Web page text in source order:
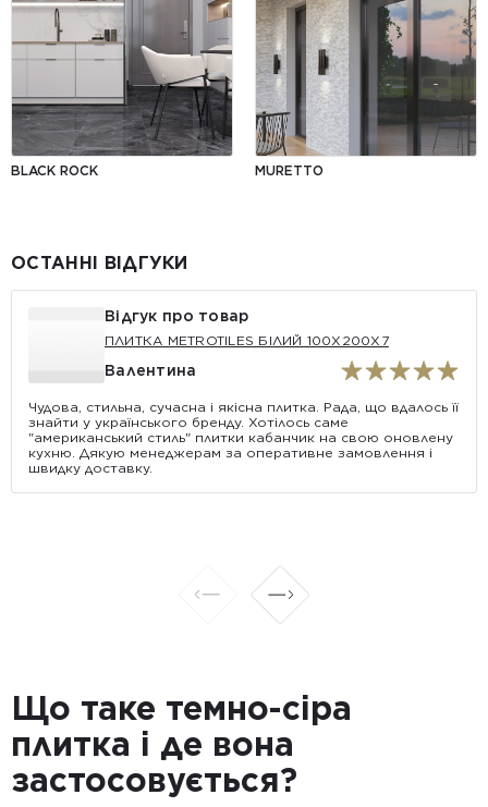
BLACK ROCK MURETTO
ОСТАННІ ВІДГУКИ
Відгук про товар
ПЛИТКА METROTILES БІЛИЙ 100X200X7
Валентина
Чудова, стильна, сучасна і якісна плитка. Рада, що вдалось її
знайти у українського бренду. Хотілось саме
"американський стиль" плитки кабанчик на свою оновлену
кухню. Дякую менеджерам за оперативне замовлення і
швидку доставку.
Що таке темно-сіра
плитка і де вона
застосовується?